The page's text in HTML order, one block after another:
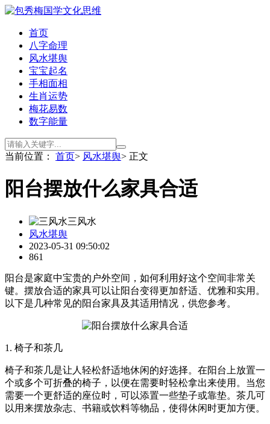
首页
八字命理
风水堪舆
宝宝起名
手相面相
生肖运势
梅花易数
数字能量
当前位置： 首页> 风水堪舆> 正文
阳台摆放什么家具合适
三风水
风水堪舆
2023-05-31 09:50:02
861
阳台是家庭中宝贵的户外空间，如何利用好这个空间非常关
键。摆放合适的家具可以让阳台变得更加舒适、优雅和实用。
以下是几种常见的阳台家具及其适用情况，供您参考。
1. 椅子和茶几
椅子和茶几是让人轻松舒适地休闲的好选择。在阳台上放置一
个或多个可折叠的椅子，以便在需要时轻松拿出来使用。当您
需要一个更舒适的座位时，可以添置一些垫子或靠垫。茶几可
以用来摆放杂志、书籍或饮料等物品，使得休闲时更加方便。